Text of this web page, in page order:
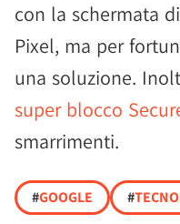
con la schermata
Pixel, ma per
una soluzione.
super blocco
smarrimenti.
#GOOGLE #